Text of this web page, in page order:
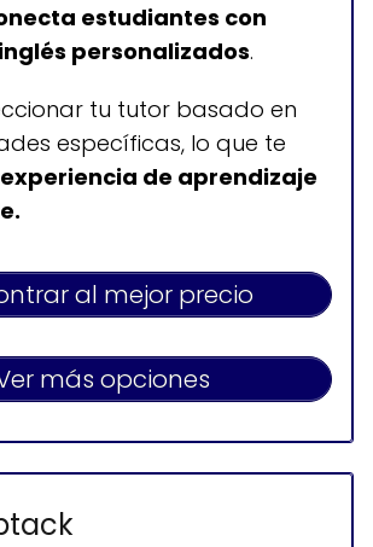
de inglés a domicilio
en Yuma
de atención
24 horas
estudiantes con
personalizados.
tu tutor basado en
específicas, lo que te
experiencia de aprendizaje
al mejor precio
más opciones